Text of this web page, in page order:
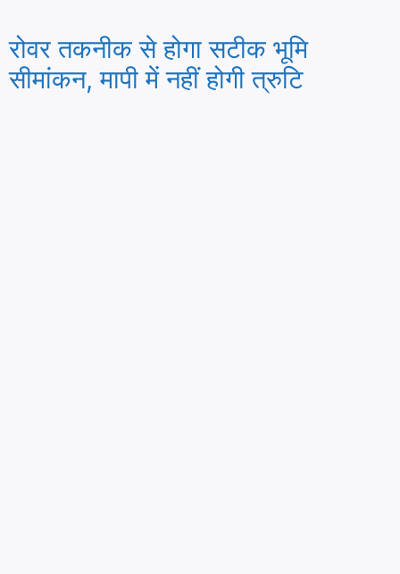
रोवर तकनीक से होगा सटीक भूमि
सीमांकन, मापी में नहीं होगी त्रुटि